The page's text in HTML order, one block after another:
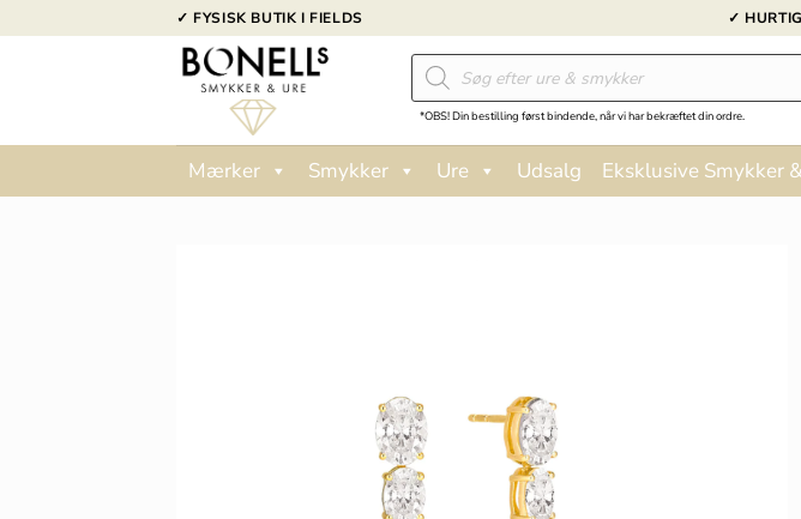
til
✓ FYSISK BUTIK I FIELDS ✓
Products
search
*OBS! Din bestilling først bindende, når vi har bekræftet din ordre.
Mærker Smykker Ure Udsalg Eksklusive Smykker